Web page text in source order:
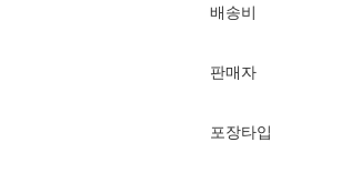
배송비
판매자
포장타입